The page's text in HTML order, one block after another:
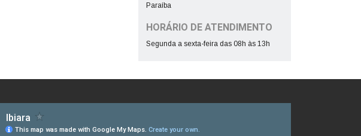
Paraíba
HORÁRIO DE ATENDIMENTO
Segunda a sexta-feira das 08h às 13h